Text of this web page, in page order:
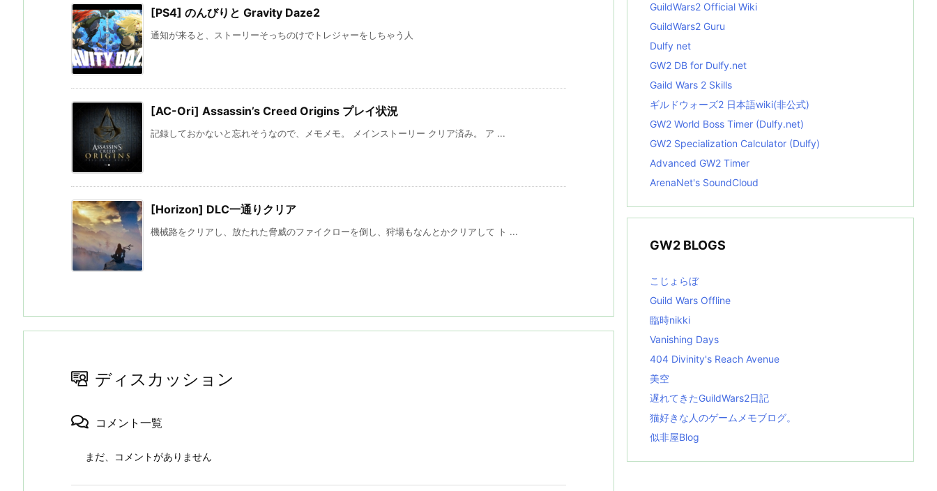
[PS4] のんびりと Gravity Daze2
通知が来ると、ストーリーそっちのけでトレジャーをしちゃう人
[AC-Ori] Assassin’s Creed Origins プレイ状況
記録しておかないと忘れそうなので、メモメモ。 メインストーリー クリア済み。 ア ...
[Horizon] DLC一通りクリア
機械路をクリアし、放たれた脅威のファイクローを倒し、狩場もなんとかクリアして ト ...
ディスカッション
コメント一覧
まだ、コメントがありません
GuildWars2 Official Wiki
GuildWars2 Guru
Dulfy net
GW2 DB for Dulfy.net
Gaild Wars 2 Skills
ギルドウォーズ2 日本語wiki(非公式)
GW2 World Boss Timer (Dulfy.net)
GW2 Specialization Calculator (Dulfy)
Advanced GW2 Timer
ArenaNet's SoundCloud
GW2 BLOGS
こじょらぼ
Guild Wars Offline
臨時nikki
Vanishing Days
404 Divinity's Reach Avenue
美空
遅れてきたGuildWars2日記
猫好きな人のゲームメモブログ。
似非屋Blog